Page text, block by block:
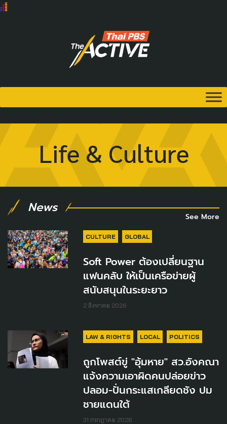
Life & Culture
News
See More
CULTURE GLOBAL
Soft Power ต้องเปลี่ยนฐาน
แฟนคลับ ให้เป็นเครือข่ายผู้
สนับสนุนในระยะยาว
2 สิงหาคม 2026
LAW & RIGHTS LOCAL POLITICS
ถูกโพสต์ขู่ "อุ้มหาย" สว.อังคณา
แจ้งความเอาผิดคนปล่อยข่าว
ปลอม-ปั่นกระแสเกลียดชัง ปม
ชายแดนใต้
31 กรกฎาคม 2026